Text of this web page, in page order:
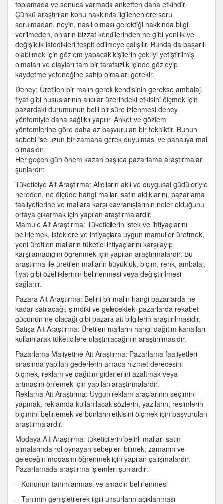
toplamada ve sonuca varmada anketten daha etkindir.
Çünkü araştırılan konu hakkında ilgilenenlere soru
sorulmadan, neyin, nasıl olması gerektiği hakkında bilgi
verilmeden, onların bizzat kendilerinden ne gibi yenilik ve
değişiklik istedikleri tespit edilmeye çalışılır. Bunda da başarılı
olabilmek için gözlem yapacak kişilerin çok iyi yetiştirilmiş
olmaları ve olayları tam bir tarafsızlık içinde gözleyip
kaydetme yeteneğine sahip olmaları gerekir.
Deney: Üretilen bir malın gerek kendisinin gerekse ambalaj,
fiyat gibi hususlarının alıcılar üzerindeki etkisini ölçmek için
pazardaki durumunun belli bir süre izlenmesi deney
yöntemiyle daha sağlıklı yapılır. Anket ve gözlem
yöntemlerine göre daha az başvurulan bir tekniktir. Bunun
sebebi ise uzun bir zamana gerek duyulması ve pahalıya mal
olmasıdır.
Her geçen gün önem kazan başlıca pazarlama araştırmaları
şunlardır:
Tüketiciye Ait Araştırma: Alıcıların akli ve duygusal güdüleriyle
nereden, ne ölçüde hangi malları satın aldıklarını, pazarlama
faaliyetlerine ve mallara karşı davranışlarının neler olduğunu
ortaya çıkarmak için yapılan araştırmalardır.
Mamule Ait Araştırma: Tüketicilerin istek ve ihtiyaçlarını
belirlemek, isteklere ve ihtiyaçlara uygun mamuller üretmek,
yeni üretilen malların tüketici ihtiyaçlarını karşılayıp
karşılamadığını öğrenmek için yapılan araştırmalardır. Bu
araştırma ile üretilen malların büyüklük, biçim, renk, ambalaj,
fiyat gibi özelliklerinin belirlenmesi veya değiştirilmesi
sağlanır.
Pazara Ait Araştırma: Belirli bir malın hangi pazarlarda ne
kadar satılacağı, şimdiki ve gelecekteki pazarlarda rekabet
gücünün ne olacağı gibi pazara ait bilgilerin araştırılmasıdır.
Satışa Ait Araştırma: Üretilen malların hangi dağıtım kanalları
kullanılarak tüketicilere ulaştırılacağının araştırılmasıdır.
Pazarlama Maliyetine Ait Araştırma: Pazarlama faaliyetleri
sırasında yapılan gederlerin amaca hizmet derecesini
ölçmek, reklam ve dağıtım giderlerini azaltmak veya
artmasını önlemek için yapılan araştırmalardır.
Reklama Ait Araştırma: Uygun reklam araçlarının seçimini
yapmak, reklamda kullanılacak sözlerin, yazıların, resimlerin
biçimini belirlemek ve bunların etkisini ölçmek için başvurulan
araştırmalardır.
Modaya Ait Araştırma: tüketicilerin belirli malları satın
almalarında rol oynayan sebepleri bilmek, zamanın ve
geleceğin modasını öğrenmek için yapılan çalışmalardır.
Pazarlamada araştırma işlemleri şunlardır:
– Konunun tanımlanması ve amacın belirlenmesi
– Tanımın genişletilerek ilgili unsurların açıklanması